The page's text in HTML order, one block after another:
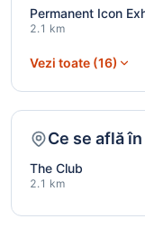
Permanent Icon
2.1 km
Vezi toate (16)
Ce se află
The Club
2.1 km